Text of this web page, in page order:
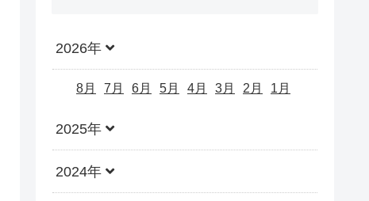
2026年
8月 7月 6月 5月 4月 3月 2月 1月
2025年
2024年